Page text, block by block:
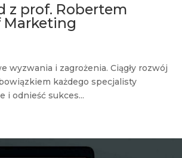
z prof. Robertem
Marketing
i zagrożenia. Ciągły rozwój
każdego specjalisty
i odnieść sukces...